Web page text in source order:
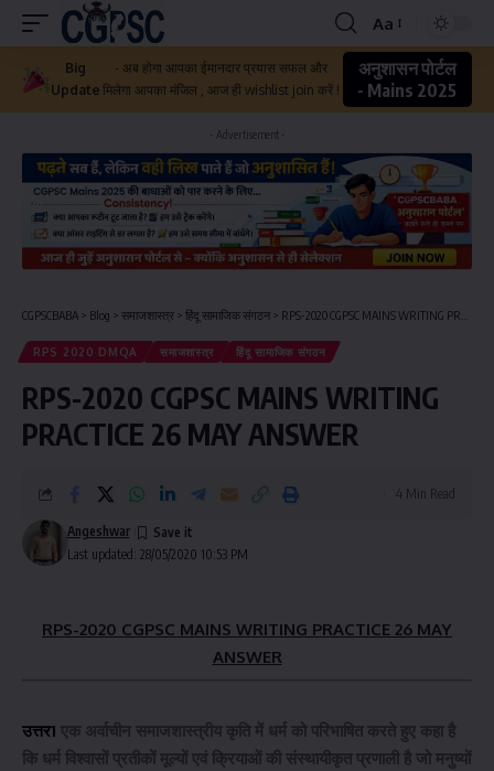
Aa
Big
Update
- अब होगा आपका ईमानदार प्रयास सफल और
मिलेगा आपका मंजिल , आज ही wishlist join करें !
अनुशासन पोर्टल
- Mains 2025
- Advertisement -
CGPSCBABA > Blog > समाजशास्त्र > हिंदू सामाजिक संगठन > RPS-2020 CGPSC MAINS WRITING PRACTICE 26 MAY ANSWER
RPS 2020 DMQA समाजशास्त्र हिंदू सामाजिक संगठन
RPS-2020 CGPSC MAINS WRITING
PRACTICE 26 MAY ANSWER
Last updated: 28/05/2020 10:53 PM
Angeshwar
4 Min Read
RPS-2020 CGPSC MAINS WRITING PRACTICE 26 MAY
ANSWER
उत्तर1 एक अर्वाचीन समाजशास्त्रीय कृति में धर्म को परिभाषित करते हुए कहा है
कि धर्म विश्वासों प्रतीकों मूल्यों एवं क्रियाओं की संस्थायीकृत प्रणाली है जो मनुष्यों